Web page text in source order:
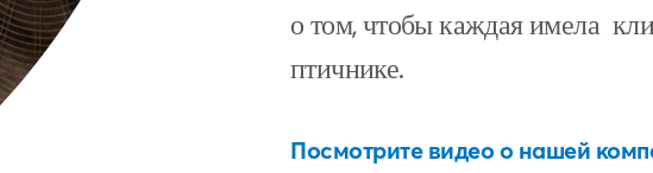
о том, чтобы каждая имела
птичнике.
Посмотрите видео о нашей